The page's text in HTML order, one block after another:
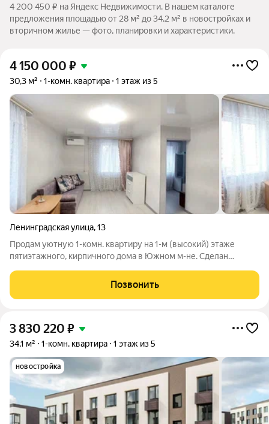
4 200 450 ₽ на Яндекс Недвижимости. В нашем каталоге
предложения площадью от 28 м² до 34,2 м² в новостройках и
вторичном жилье — фото, планировки и характеристики.
4 150 000 ₽
30,3 м² 1-комн. квартира 1 этаж из 5
Ленинградская улица,13
Продам уютную 1-комн. квартиру на 1-м (высокий) этаже
пятиэтажного, кирпичного дома в Южном м-не. Сделан
пластиковые окна, полы - ламинат, обои, потолки натяжные.
Сан.узл совмещен в кафеле (под
Позвонить
3 830 220 ₽
34,1 м² 1-комн. квартира 1 этаж из 5
новостройка